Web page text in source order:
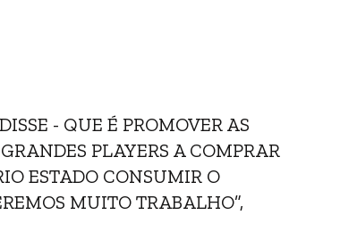
- QUE É PROMOVER AS
PLAYERS A COMPRAR
ESTADO CONSUMIR O
MUITO TRABALHO”,